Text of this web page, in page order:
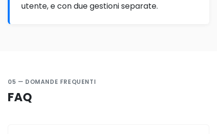
utente, e con due gestioni separate.
05 — DOMANDE FREQUENTI
FAQ